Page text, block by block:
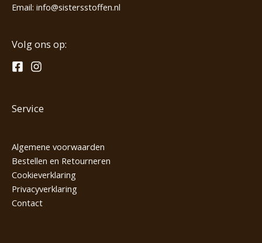
Email: info@sistersstoffen.nl
Volg ons op:
Service
Algemene voorwaarden
Bestellen en Retourneren
Cookieverklaring
Privacyverklaring
Contact